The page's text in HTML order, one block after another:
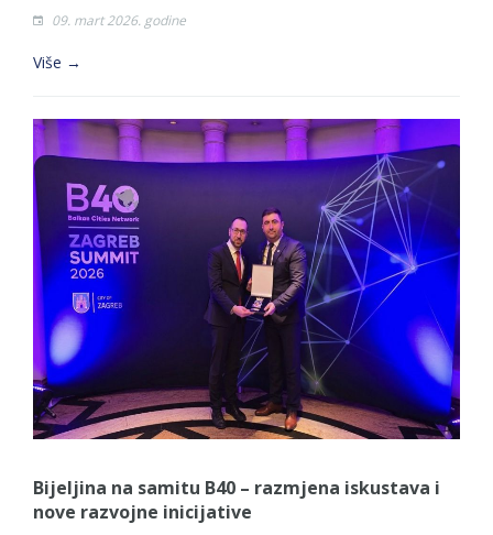
09. mart 2026. godine
Više →
Bijeljina na samitu B40 – razmjena iskustava i
nove razvojne inicijative